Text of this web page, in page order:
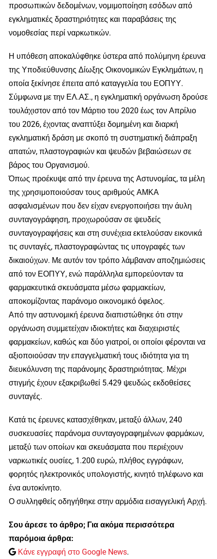
προσωπικών δεδομένων, νομιμοποίηση εσόδων από
εγκληματικές δραστηριότητες και παραβάσεις της
νομοθεσίας περί ναρκωτικών.
Η υπόθεση αποκαλύφθηκε ύστερα από πολύμηνη έρευνα
της Υποδιεύθυνσης Δίωξης Οικονομικών Εγκλημάτων, η
οποία ξεκίνησε έπειτα από καταγγελία του ΕΟΠΥΥ.
Σύμφωνα με την ΕΛ.ΑΣ., η εγκληματική οργάνωση δρούσε
τουλάχιστον από τον Μάρτιο του 2020 έως τον Απρίλιο
του 2026, έχοντας αναπτύξει δομημένη και διαρκή
εγκληματική δράση με σκοπό τη συστηματική διάπραξη
απατών, πλαστογραφιών και ψευδών βεβαιώσεων σε
βάρος του Οργανισμού.
Όπως προέκυψε από την έρευνα της Αστυνομίας, τα μέλη
της χρησιμοποιούσαν τους αριθμούς ΑΜΚΑ
ασφαλισμένων που δεν είχαν ενεργοποιήσει την άυλη
συνταγογράφηση, προχωρούσαν σε ψευδείς
συνταγογραφήσεις και στη συνέχεια εκτελούσαν εικονικά
τις συνταγές, πλαστογραφώντας τις υπογραφές των
δικαιούχων. Με αυτόν τον τρόπο λάμβαναν αποζημιώσεις
από τον ΕΟΠΥΥ, ενώ παράλληλα εμπορεύονταν τα
φαρμακευτικά σκευάσματα μέσω φαρμακείων,
αποκομίζοντας παράνομο οικονομικό όφελος.
Από την αστυνομική έρευνα διαπιστώθηκε ότι στην
οργάνωση συμμετείχαν ιδιοκτήτες και διαχειριστές
φαρμακείων, καθώς και δύο γιατροί, οι οποίοι φέρονται να
αξιοποιούσαν την επαγγελματική τους ιδιότητα για τη
διευκόλυνση της παράνομης δραστηριότητας. Μέχρι
στιγμής έχουν εξακριβωθεί 5.429 ψευδώς εκδοθείσες
συνταγές.
Κατά τις έρευνες κατασχέθηκαν, μεταξύ άλλων, 240
συσκευασίες παράνομα συνταγογραφημένων φαρμάκων,
μεταξύ των οποίων και σκευάσματα που περιέχουν
ναρκωτικές ουσίες, 1.200 ευρώ, πλήθος εγγράφων,
φορητός ηλεκτρονικός υπολογιστής, κινητό τηλέφωνο και
ένα αυτοκίνητο.
Ο συλληφθείς οδηγήθηκε στην αρμόδια εισαγγελική Αρχή.
Σου άρεσε το άρθρο; Για ακόμα περισσότερα
παρόμοια άρθρα:
Κάνε εγγραφή στο Google News.